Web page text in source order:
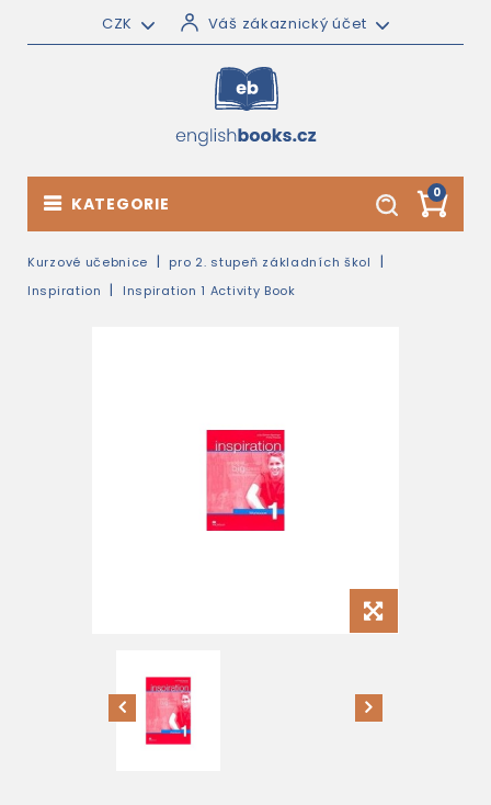
CZK Váš zákaznický účet
0
KATEGORIE
Kurzové učebnice
pro 2. stupeň základních škol
Inspiration
Inspiration 1 Activity Book